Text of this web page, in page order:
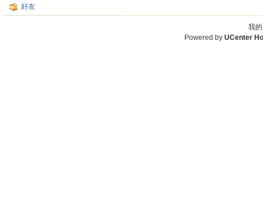
好友
我
Powered by UCenter